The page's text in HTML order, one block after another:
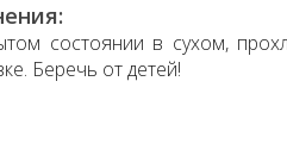
состоянии в сухом,
Беречь от детей!